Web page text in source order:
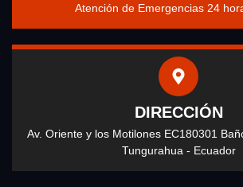
Atención de Emergencias 24
DIRECCIÓN
Av. Oriente y los Motilones EC180301
Tungurahua - Ecuador